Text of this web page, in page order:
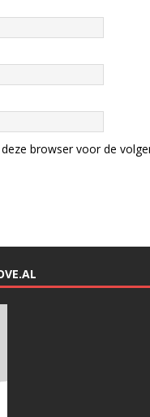
browser voor de